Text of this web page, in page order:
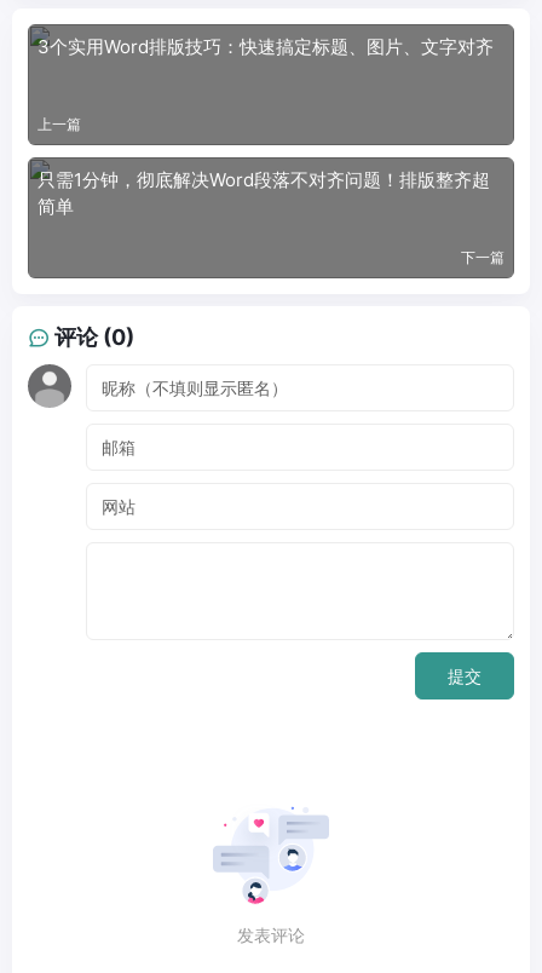
3个实用Word排版技巧：快速搞定标题、图片、文字对齐
上一篇
只需1分钟，彻底解决Word段落不对齐问题！排版整齐超
简单
下一篇
评论 (0)
提交
发表评论